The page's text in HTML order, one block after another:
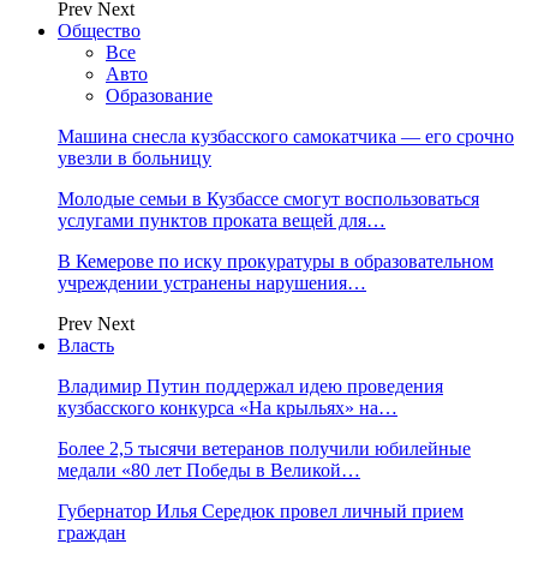
Prev Next
Общество
Все
Авто
Образование
Машина снесла кузбасского самокатчика — его срочно
увезли в больницу
Молодые семьи в Кузбассе смогут воспользоваться
услугами пунктов проката вещей для…
В Кемерове по иску прокуратуры в образовательном
учреждении устранены нарушения…
Prev Next
Власть
Владимир Путин поддержал идею проведения
кузбасского конкурса «На крыльях» на…
Более 2,5 тысячи ветеранов получили юбилейные
медали «80 лет Победы в Великой…
Губернатор Илья Середюк провел личный прием
граждан